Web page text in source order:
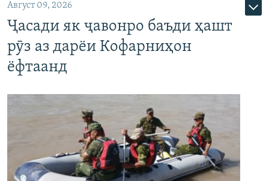
Август 09, 2026
Ҷасади як ҷавонро баъди ҳашт
рӯз аз дарёи Кофарниҳон
ёфтаанд